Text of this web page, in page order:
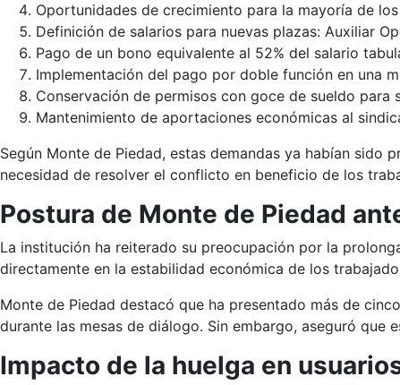
Oportunidades de crecimiento para la mayoría de
Definición de salarios para nuevas plazas: Auxiliar
Pago de un bono equivalente al 52% del salario
Implementación del pago por doble función en una
Conservación de permisos con goce de sueldo para
Mantenimiento de aportaciones económicas al
Según Monte de Piedad, estas demandas ya habían sido
necesidad de resolver el conflicto en beneficio de los
Postura de Monte de Piedad
La institución ha reiterado su preocupación por la
directamente en la estabilidad económica de los
Monte de Piedad destacó que ha presentado más de
durante las mesas de diálogo. Sin embargo, aseguró
Impacto de la huelga en